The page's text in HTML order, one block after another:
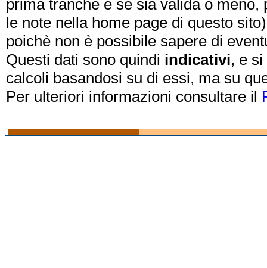
prima tranche e se sia valida o
le note nella home page di questo
poichè non è possibile sapere di
Questi dati sono quindi indicativi, e
calcoli basandosi su di essi, ma su
Per ulteriori informazioni consultare il